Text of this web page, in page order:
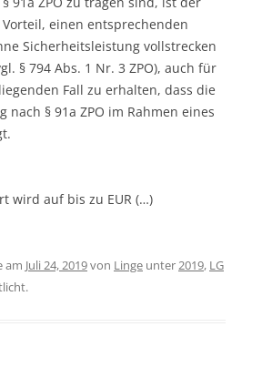
einen entsprechenden
Sicherheitsleistung vollstrecken
§ 794 Abs. 1 Nr. 3 ZPO), auch für
Fall zu erhalten, dass die
nach § 91a ZPO im Rahmen eines
wird auf bis zu EUR (…)
am Juli 24, 2019von Linge unter 2019, LG